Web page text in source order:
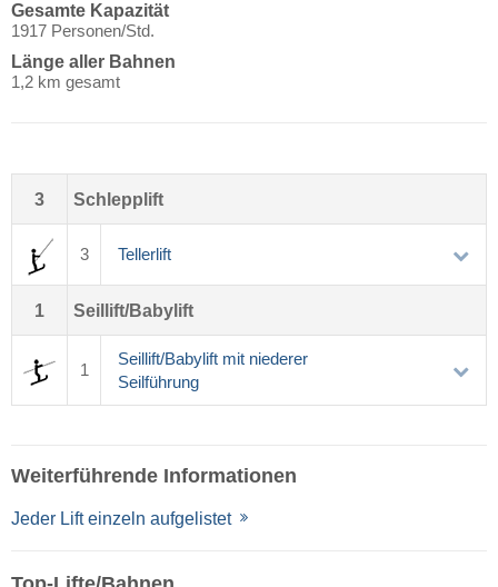
Gesamte Kapazität
1917 Personen/Std.
Länge aller Bahnen
1,2 km gesamt
3 Schlepplift
3 Tellerlift
1 Seillift/Babylift
1
Seillift/Babylift mit niederer
Seilführung
Weiterführende Informationen
Jeder Lift einzeln aufgelistet